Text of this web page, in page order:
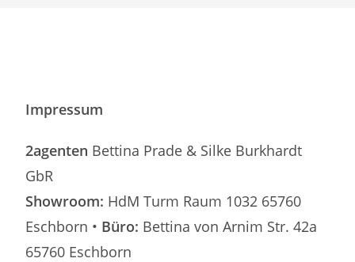
Impressum
2agenten Bettina Prade & Silke Burkhardt
GbR
Showroom: HdM Turm Raum 1032 65760
Eschborn • Büro: Bettina von Arnim Str. 42a
65760 Eschborn